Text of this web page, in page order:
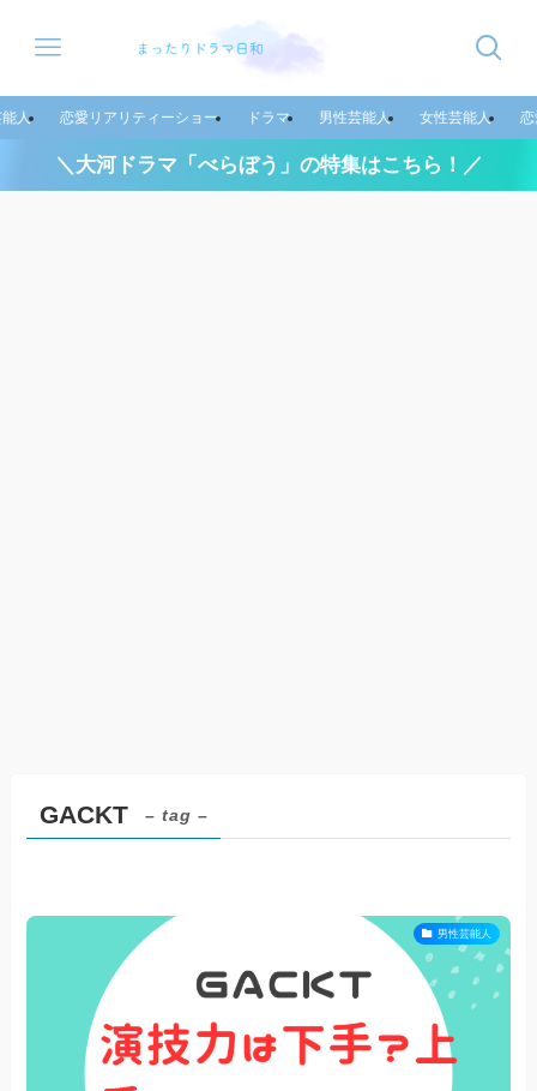
人 恋愛リアリティーショー ドラマ 男性芸能人 女性芸能人
＼大河ドラマ「べらぼう」の特集はこちら！／
GACKT – tag –
男性芸能人